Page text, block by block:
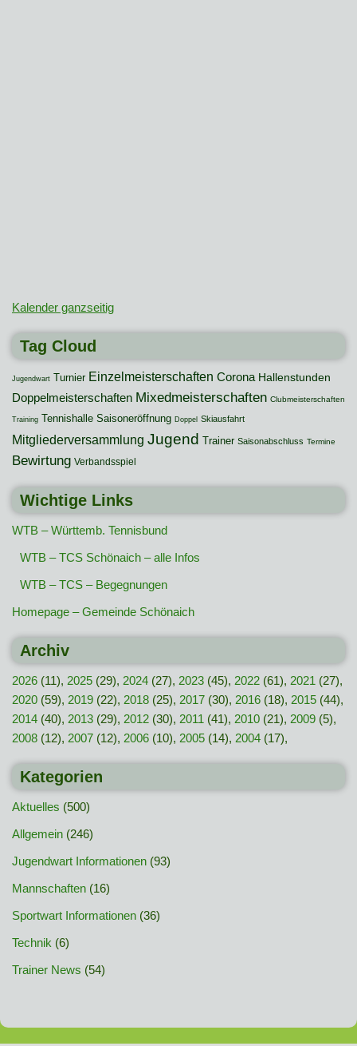
Kalender ganzseitig
Tag Cloud
Jugendwart Turnier Einzelmeisterschaften Corona Hallenstunden
Doppelmeisterschaften Mixedmeisterschaften Clubmeisterschaften
Training Tennishalle Saisoneröffnung Doppel Skiausfahrt
Mitgliederversammlung Jugend Trainer Saisonabschluss Termine
Bewirtung Verbandsspiel
Wichtige Links
WTB – Württemb. Tennisbund
WTB – TCS Schönaich – alle Infos
WTB – TCS – Begegnungen
Homepage – Gemeinde Schönaich
Archiv
2026 (11), 2025 (29), 2024 (27), 2023 (45), 2022 (61), 2021 (27),
2020 (59), 2019 (22), 2018 (25), 2017 (30), 2016 (18), 2015 (44),
2014 (40), 2013 (29), 2012 (30), 2011 (41), 2010 (21), 2009 (5),
2008 (12), 2007 (12), 2006 (10), 2005 (14), 2004 (17),
Kategorien
Aktuelles (500)
Allgemein (246)
Jugendwart Informationen (93)
Mannschaften (16)
Sportwart Informationen (36)
Technik (6)
Trainer News (54)